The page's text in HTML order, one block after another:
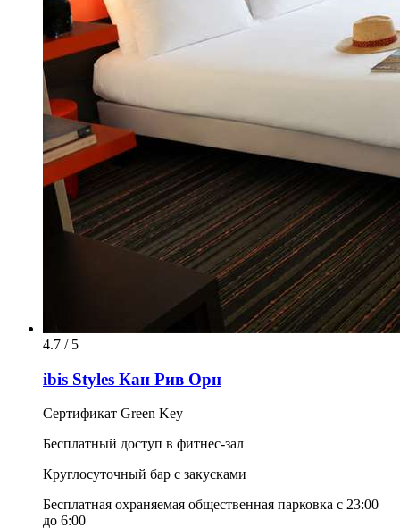
4.7 / 5
ibis Styles Кан Рив Орн
Сертификат Green Key
Бесплатный доступ в фитнес-зал
Круглосуточный бар с закусками
Бесплатная охраняемая общественная парковка с 23:00
до 6:00